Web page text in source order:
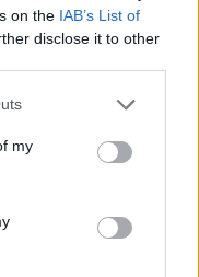
on the IAB’s List of
disclose it to other
my
passada, atuaram
eles os médios
como o ponta de
a saída de Simon
já, de um novo
na equipa
ter sido